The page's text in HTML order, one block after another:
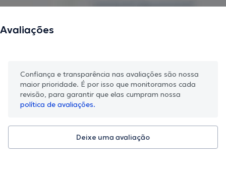
Avaliações
Confiança e transparência nas avaliações são nossa
maior prioridade. É por isso que monitoramos cada
revisão, para garantir que elas cumpram nossa
política de avaliações.
Deixe uma avaliação